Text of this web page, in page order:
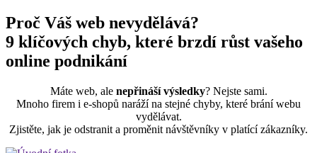
Proč Váš web nevydělává?
9 klíčových chyb, které brzdí růst vašeho
online podnikání
Máte web, ale nepřináší výsledky? Nejste sami.
Mnoho firem i e-shopů naráží na stejné chyby, které brání webu
vydělávat.
Zjistěte, jak je odstranit a proměnit návštěvníky v platící zákazníky.